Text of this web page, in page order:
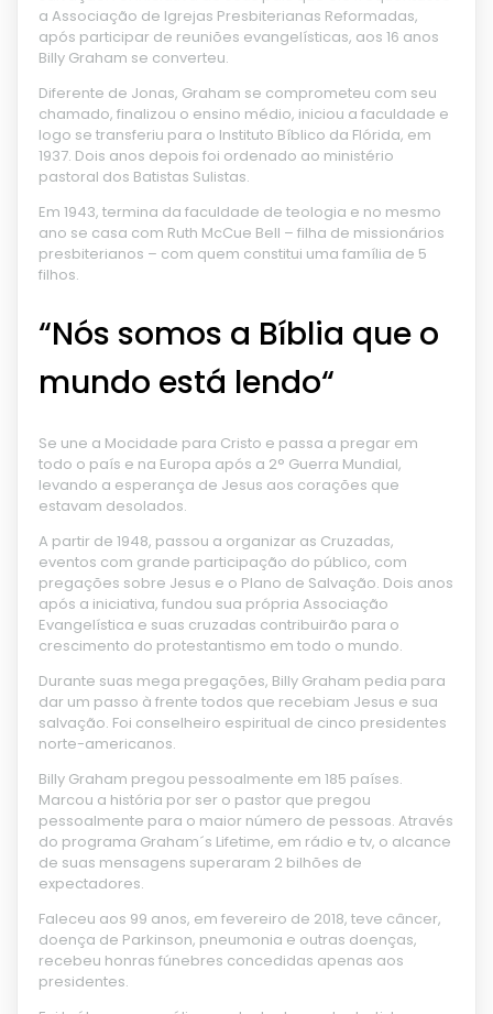
a Associação de Igrejas Presbiterianas Reformadas,
após participar de reuniões evangelísticas, aos 16 anos
Billy Graham se converteu.
Diferente de Jonas, Graham se comprometeu com seu
chamado, finalizou o ensino médio, iniciou a faculdade e
logo se transferiu para o Instituto Bíblico da Flórida, em
1937. Dois anos depois foi ordenado ao ministério
pastoral dos Batistas Sulistas.
Em 1943, termina da faculdade de teologia e no mesmo
ano se casa com Ruth McCue Bell – filha de missionários
presbiterianos – com quem constitui uma família de 5
filhos.
“Nós somos a Bíblia que o
mundo está lendo“
Se une a Mocidade para Cristo e passa a pregar em
todo o país e na Europa após a 2° Guerra Mundial,
levando a esperança de Jesus aos corações que
estavam desolados.
A partir de 1948, passou a organizar as Cruzadas,
eventos com grande participação do público, com
pregações sobre Jesus e o Plano de Salvação. Dois anos
após a iniciativa, fundou sua própria Associação
Evangelística e suas cruzadas contribuirão para o
crescimento do protestantismo em todo o mundo.
Durante suas mega pregações, Billy Graham pedia para
dar um passo à frente todos que recebiam Jesus e sua
salvação. Foi conselheiro espiritual de cinco presidentes
norte-americanos.
Billy Graham pregou pessoalmente em 185 países.
Marcou a história por ser o pastor que pregou
pessoalmente para o maior número de pessoas. Através
do programa Graham´s Lifetime, em rádio e tv, o alcance
de suas mensagens superaram 2 bilhões de
expectadores.
Faleceu aos 99 anos, em fevereiro de 2018, teve câncer,
doença de Parkinson, pneumonia e outras doenças,
recebeu honras fúnebres concedidas apenas aos
presidentes.